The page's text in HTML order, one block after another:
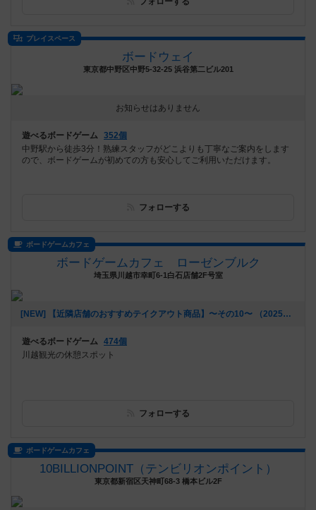
プレイスペース
ボードウェイ
東京都中野区中野5-32-25 浜谷第二ビル201
お知らせはありません
遊べるボードゲーム 352個
中野駅から徒歩3分！熟練スタッフがどこよりも丁寧なご案内をします
ので、ボードゲームが初めての方も安心してご利用いただけます。
フォローする
ボードゲームカフェ
ボードゲームカフェ ローゼンブルク
埼玉県川越市幸町6-1白石店舗2F号室
[NEW] 【近隣店舗のおすすめテイクアウト商品】〜その10〜 （2025年07月11日 15時03分）
遊べるボードゲーム 474個
川越観光の休憩スポット
フォローする
ボードゲームカフェ
10BILLIONPOINT（テンビリオンポイント）
東京都新宿区天神町68-3 橋本ビル2F